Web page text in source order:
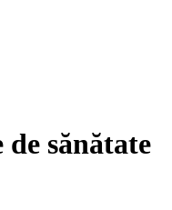
sănătate